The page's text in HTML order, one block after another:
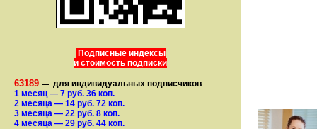
Подписные индексы
и стоимость подписки
63189 — для индивидуальных подписчиков
1 месяц— 7 руб. 36 коп.
2 месяца — 14 руб. 72 коп.
3 месяца — 22 руб. 8 коп.
4 месяца — 29 руб. 44 коп.